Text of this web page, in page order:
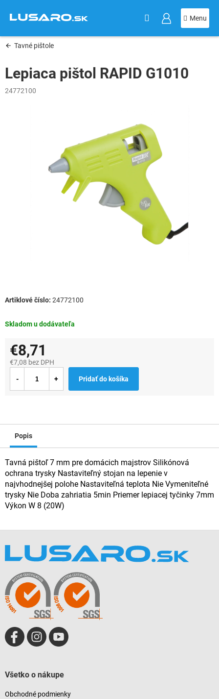
obsah
Tavné pištole
Lepiaca pištol RAPID G1010
24772100
Skladom u dodávateľa
24772100
€8,71
€7,08 bez DPH
cena:
Pridať do košíka
Popis
Tavná pištoľ 7 mm pre domácich majstrov Silikónová
ochrana trysky Nastaviteľný stojan na lepenie v
najvhodnejšej polohe Nastaviteľná teplota Nie Vymeniteľné
trysky Nie Doba zahriatia 5min Priemer lepiacej tyčinky 7mm
Výkon W 8 (20W)
Všetko o nákupe
Obchodné podmienky